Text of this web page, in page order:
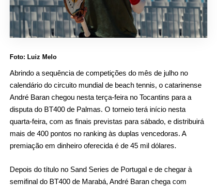
Foto: Luiz Melo
Abrindo a sequência de competições do mês de julho no
calendário do circuito mundial de beach tennis, o catarinense
André Baran chegou nesta terça-feira no Tocantins para a
disputa do BT400 de Palmas. O torneio terá início nesta
quarta-feira, com as finais previstas para sábado, e distribuirá
mais de 400 pontos no ranking às duplas vencedoras. A
premiação em dinheiro oferecida é de 45 mil dólares.
Depois do título no Sand Series de Portugal e de chegar à
semifinal do BT400 de Marabá, André Baran chega com